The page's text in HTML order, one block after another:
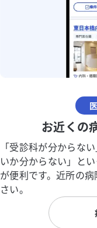
お近くの
「受診科が分からな
いか分からない」と
が便利です。近所の
さい。